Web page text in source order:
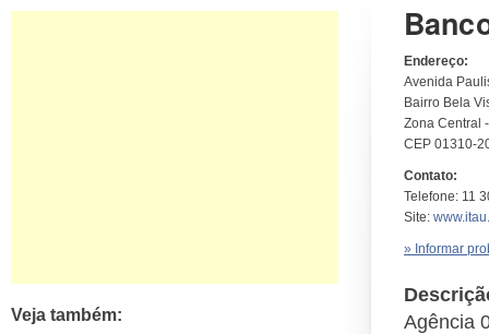
Veja também:
Endereço:
Avenida
Bairro Bela
Zona Central
CEP 01310-
Contato:
Telefone: 11
Site:
» Informar
Agência